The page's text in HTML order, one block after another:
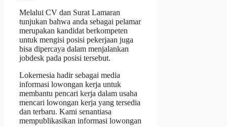
Melalui CV dan Surat Lamaran
tunjukan bahwa anda sebagai pelamar
merupakan kandidat berkompeten
untuk mengisi posisi pekerjaan juga
bisa dipercaya dalam menjalankan
jobdesk pada posisi tersebut.
Lokernesia hadir sebagai media
informasi lowongan kerja untuk
membantu pencari kerja dalam usaha
mencari lowongan kerja yang tersedia
dan terbaru. Kami senantiasa
mempublikasikan informasi lowongan